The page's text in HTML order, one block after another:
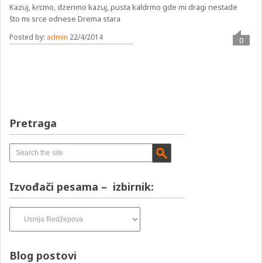
Kazuj, krcmo, dzerimo kazuj, pusta kaldrmo gde mi dragi nestade
što mi srce odnese Drema stara
Posted by: admin 22/4/2014 0
Pretraga
Izvođači pesama – izbirnik:
pesama
Blog postovi